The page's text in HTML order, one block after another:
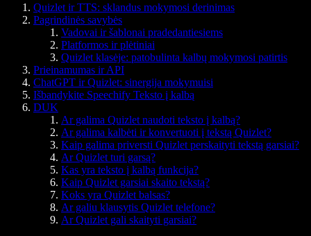
Quizlet ir TTS: sklandus mokymosi derinimas
Pagrindinės savybės
Vadovai ir šablonai pradedantiesiems
Platformos ir plėtiniai
Quizlet klasėje: patobulinta kalbų mokymosi patirtis
Prieinamumas ir API
ChatGPT ir Quizlet: sinergija mokymuisi
Išbandykite Speechify Teksto į kalbą
DUK
Ar galima Quizlet naudoti teksto į kalbą?
Ar galima kalbėti ir konvertuoti į tekstą Quizlet?
Kaip galima priversti Quizlet perskaityti tekstą garsiai?
Ar Quizlet turi garsą?
Kas yra teksto į kalbą funkcija?
Kaip Quizlet garsiai skaito tekstą?
Koks yra Quizlet balsas?
Ar galiu klausytis Quizlet telefone?
Ar Quizlet gali skaityti garsiai?